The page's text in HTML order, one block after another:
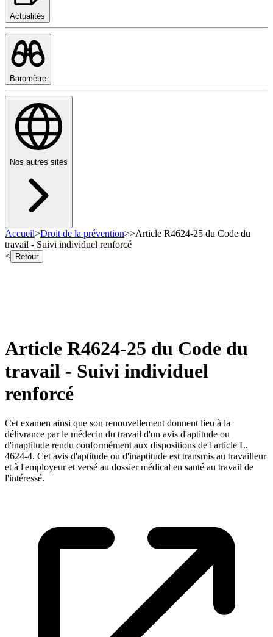
Actualités
Baromètre
Nos autres sites
Accueil>Droit de la prévention>>Article R4624-25 du Code du
travail - Suivi individuel renforcé
<
Retour
Article R4624-25 du Code du
travail - Suivi individuel
renforcé
Cet examen ainsi que son renouvellement donnent lieu à la
délivrance par le médecin du travail d'un avis d'aptitude ou
d'inaptitude rendu conformément aux dispositions de l'article L.
4624-4. Cet avis d'aptitude ou d'inaptitude est transmis au travailleur
et à l'employeur et versé au dossier médical en santé au travail de
l'intéressé.